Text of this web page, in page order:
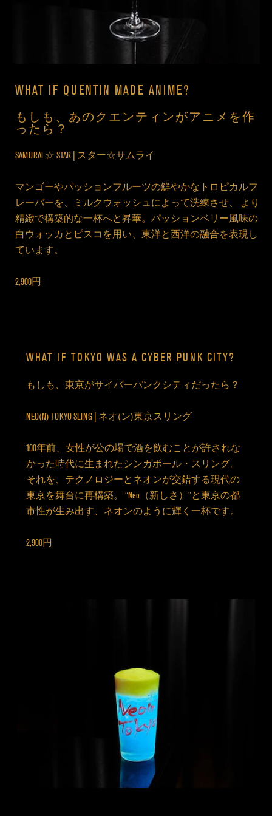
WHAT IF QUENTIN MADE ANIME?
もしも、あのクエンティンがアニメを作
ったら？
SAMURAI ☆ STAR | スター☆サムライ
マンゴーやパッションフルーツの鮮やかなトロピカルフ
レーバーを、ミルクウォッシュによって洗練させ、 より
精緻で構築的な一杯へと昇華。パッションベリー風味の
白ウォッカとピスコを用い、東洋と西洋の融合を表現し
ています。
2,900円
WHAT IF TOKYO WAS A CYBER PUNK CITY?
もしも、東京がサイバーパンクシティだったら？
NEO(N) TOKYO SLING | ネオ(ン)東京スリング
100年前、女性が公の場で酒を飲むことが許されな
かった時代に生まれたシンガポール・スリング。
それを、テクノロジーとネオンが交錯する現代の
東京を舞台に再構築。 “Neo（新しさ）”と東京の都
市性が生み出す、ネオンのように輝く一杯です。
2,900円